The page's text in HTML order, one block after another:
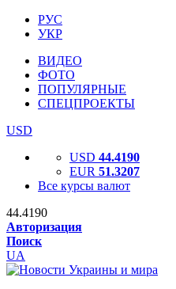
РУС
УКР
ВИДЕО
ФОТО
ПОПУЛЯРНЫЕ
СПЕЦПРОЕКТЫ
USD
USD 44.4190
EUR 51.3207
Все курсы валют
44.4190
Авторизация
Поиск
UA